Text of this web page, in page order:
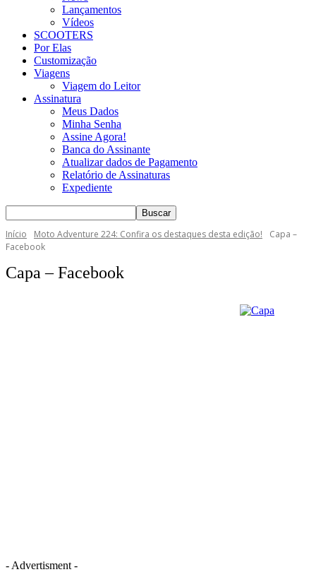
Lançamentos
Vídeos
SCOOTERS
Por Elas
Customização
Viagens
Viagem do Leitor
Assinatura
Meus Dados
Minha Senha
Assine Agora!
Banca do Assinante
Atualizar dados de Pagamento
Relatório de Assinaturas
Expediente
Início Moto Adventure 224: Confira os destaques desta edição!
Capa –
Facebook
Capa – Facebook
- Advertisment -